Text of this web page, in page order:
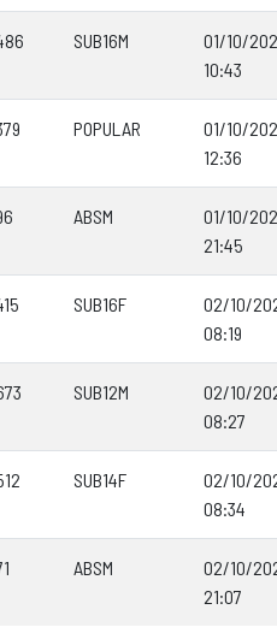
SUB16M
01/10/
10:43
POPULAR
01/10/
12:36
ABSM
01/10/
21:45
SUB16F
02/10/
08:19
SUB12M
02/10/
08:27
SUB14F
02/10/
08:34
ABSM
02/10/
21:07